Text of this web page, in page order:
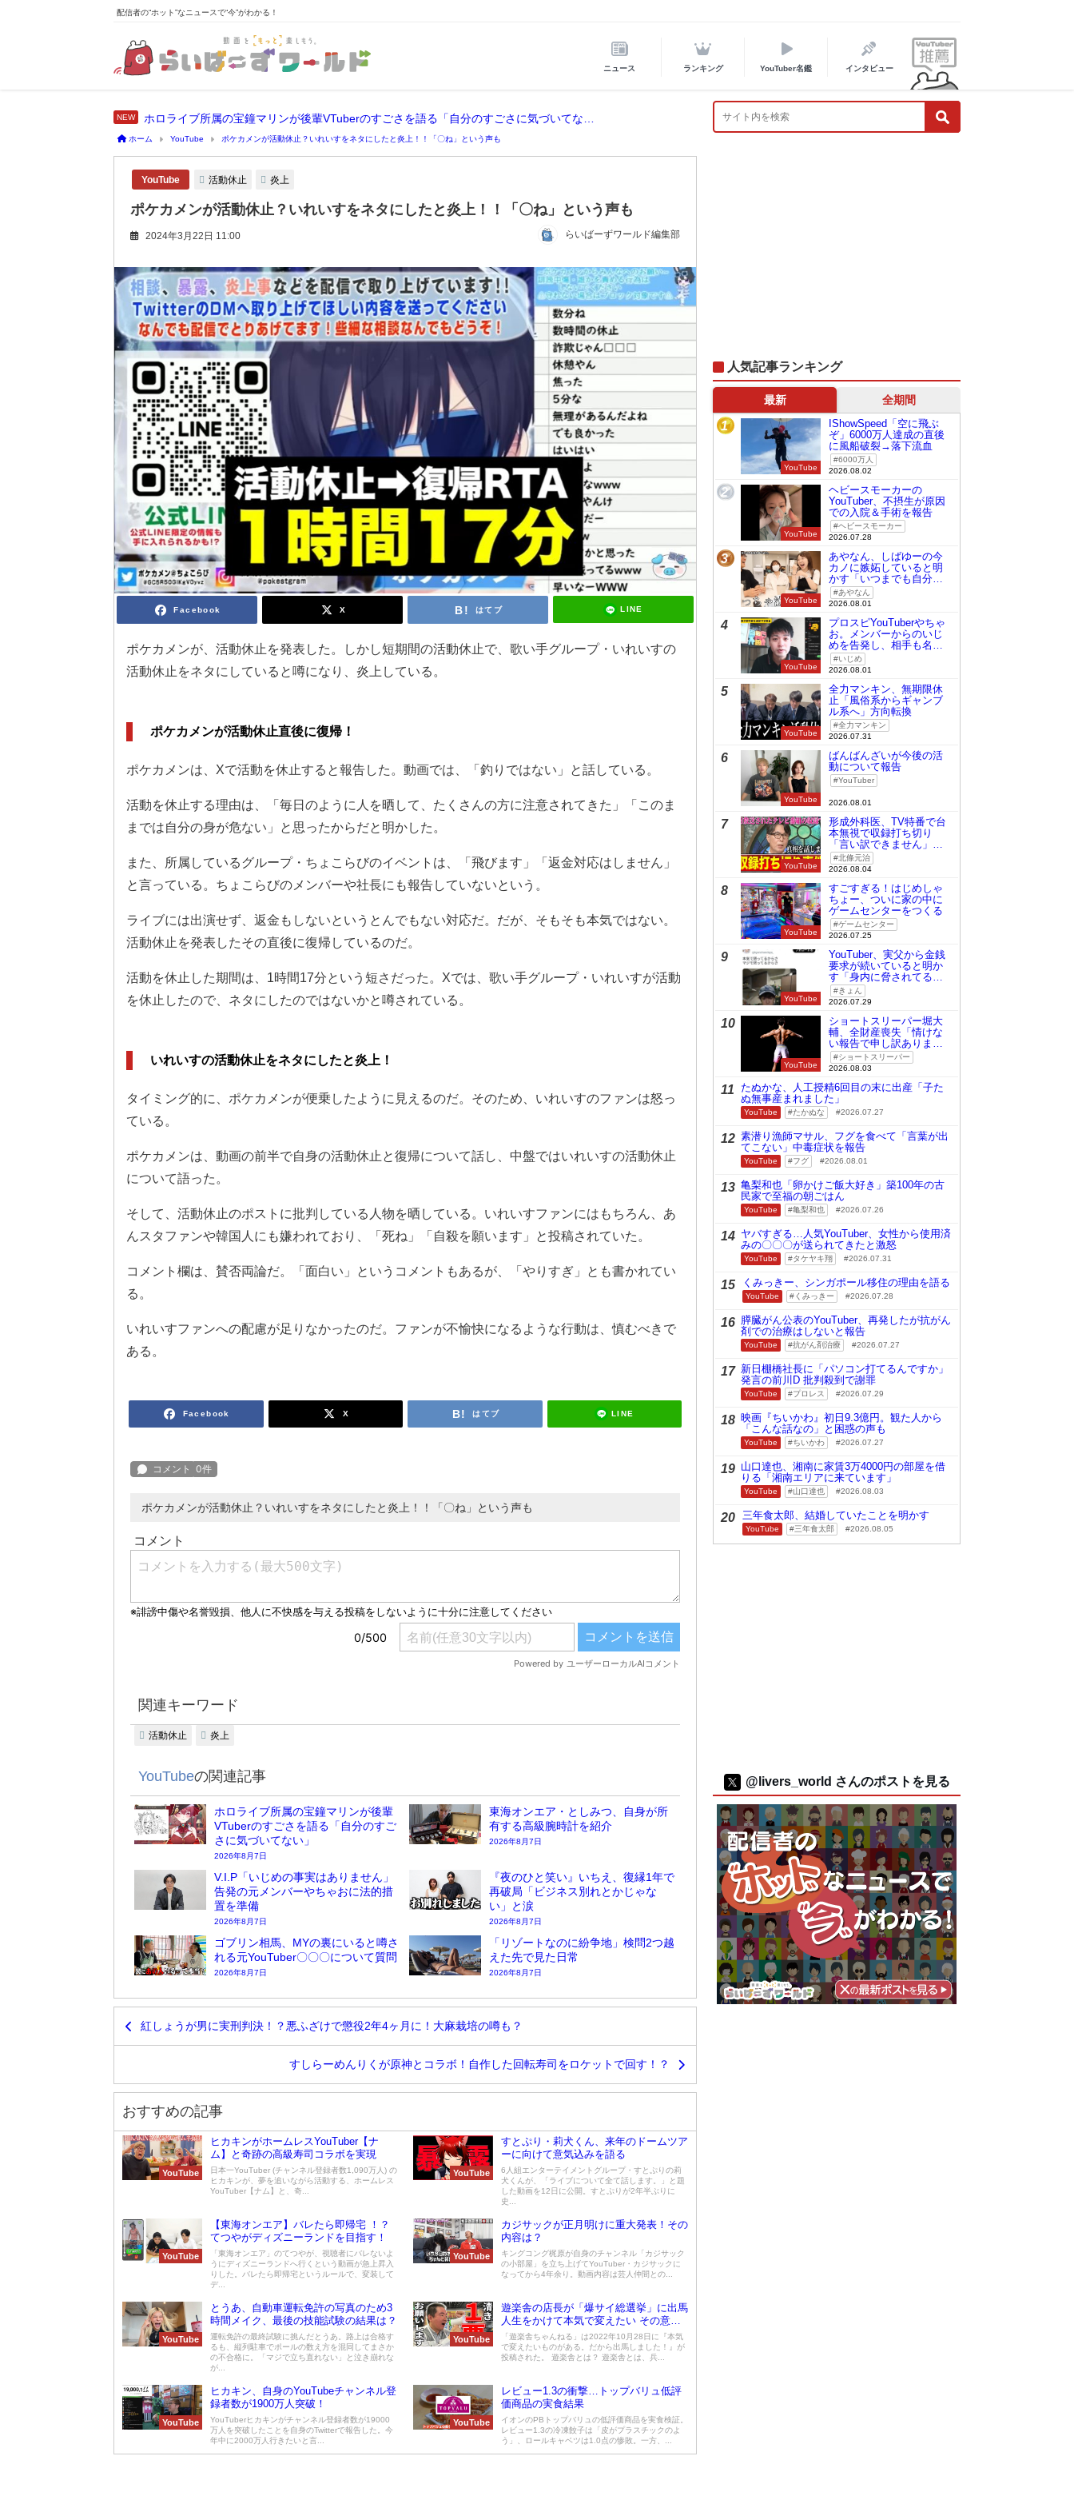
配信者の“ホット”なニュースで“今”がわかる！
ニュース ランキング YouTuber名鑑 インタビュー
ホーム YouTube ポケカメンが活動休止？いれいすをネタにしたと炎上！！「〇ね」という声も
YouTube 活動休止 炎上
ポケカメンが活動休止？いれいすをネタにしたと炎上！！「〇ね」という声も
2024年3月22日 11:00 らいばーずワールド編集部
Facebook X はてブ LINE
ポケカメンが、活動休止を発表した。しかし短期間の活動休止で、歌い手グループ・いれいすの
活動休止をネタにしていると噂になり、炎上している。
ポケカメンが活動休止直後に復帰！
ポケカメンは、Xで活動を休止すると報告した。動画では、「釣りではない」と話している。
活動を休止する理由は、「毎日のように人を晒して、たくさんの方に注意されてきた」「このま
までは自分の身が危ない」と思ったからだと明かした。
また、所属しているグループ・ちょこらびのイベントは、「飛びます」「返金対応はしません」
と言っている。ちょこらびのメンバーや社長にも報告していないという。
ライブには出演せず、返金もしないというとんでもない対応だ。だが、そもそも本気ではない。
活動休止を発表したその直後に復帰しているのだ。
活動を休止した期間は、1時間17分という短さだった。Xでは、歌い手グループ・いれいすが活動
を休止したので、ネタにしたのではないかと噂されている。
いれいすの活動休止をネタにしたと炎上！
タイミング的に、ポケカメンが便乗したように見えるのだ。そのため、いれいすのファンは怒っ
ている。
ポケカメンは、動画の前半で自身の活動休止と復帰について話し、中盤ではいれいすの活動休止
について語った。
そして、活動休止のポストに批判している人物を晒している。いれいすファンにはもちろん、あ
んスタファンや韓国人にも嫌われており、「死ね」「自殺を願います」と投稿されていた。
コメント欄は、賛否両論だ。「面白い」というコメントもあるが、「やりすぎ」とも書かれてい
る。
いれいすファンへの配慮が足りなかったのだ。ファンが不愉快になるような行動は、慎むべきで
ある。
Facebook X はてブ LINE
ポケカメンが活動休止？いれいすをネタにしたと炎上！！「〇ね」という声も
関連キーワード
活動休止 炎上
YouTubeの関連記事
ホロライブ所属の宝鐘マリンが後輩
VTuberのすごさを語る「自分のすご
さに気づいてない」
2026年8月7日
東海オンエア・としみつ、自身が所
有する高級腕時計を紹介
2026年8月7日
V.I.P「いじめの事実はありません」
告発の元メンバーやちゃおに法的措
置を準備
2026年8月7日
『夜のひと笑い』いちえ、復縁1年で
再破局「ビジネス別れとかじゃな
い」と涙
2026年8月7日
ゴブリン相馬、MYの裏にいると噂さ
れる元YouTuber〇〇〇について質問
2026年8月7日
「リゾートなのに紛争地」検問2つ越
えた先で見た日常
2026年8月7日
紅しょうが男に実刑判決！？悪ふざけで懲役2年4ヶ月に！大麻栽培の噂も？
すしらーめんりくが原神とコラボ！自作した回転寿司をロケットで回す！？
おすすめの記事
YouTube
ヒカキンがホームレスYouTuber【ナ
ム】と奇跡の高級寿司コラボを実現
日本一YouTuber (チャンネル登録者数1,090万人) の
ヒカキンが、夢を追いながら活動する、ホームレス
YouTuber【ナム】と、奇...
YouTube
すとぷり・莉犬くん、来年のドームツア
ーに向けて意気込みを語る
6人組エンターテイメントグループ・すとぷりの莉
犬くんが、「ライブについて全て話します。」と題
した動画を12日に公開。すとぷりが2年半ぶりに
史...
YouTube
【東海オンエア】バレたら即帰宅 ！？
てつやがディズニーランドを目指す！
「東海オンエア」のてつやが、視聴者にバレないよ
うにディズニーランドへ行くという動画が急上昇入
りした。バレたら即帰宅というルールで、変装して
デ...
YouTube
カジサックが正月明けに重大発表！その
内容は？
キングコング梶原が自身のチャンネル「カジサック
の小部屋」を立ち上げてYouTuber・カジサックに
なってから4年余り。動画内容は芸人仲間との...
YouTube
とうあ、自動車運転免許の写真のため3
時間メイク、最後の技能試験の結果は？
運転免許の最終試験に挑んだとうあ。路上は合格す
るも、縦列駐車でポールの数え方を混同してまさか
の不合格に。「マジで立ち直れない」と泣き崩れな
が...
YouTube
遊楽舎の店長が「爆サイ総選挙」に出馬
人生をかけて本気で変えたい その意気
込みとは
「遊楽舎ちゃんねる」は2022年10月28日に『本気
で変えたいものがある。だから出馬しました！』が
投稿された。 遊楽舎とは？ 遊楽舎とは、兵...
YouTube
ヒカキン、自身のYouTubeチャンネル登
録者数が1900万人突破！
YouTuberヒカキンがチャンネル登録者数が19000
万人を突破したことを自身のTwitterで報告した。今
年中に2000万人行きたいと言...
YouTube
レビュー1.3の衝撃…トップバリュ低評
価商品の実食結果
イオンのPBトップバリュの低評価商品を実食検証。
レビュー1.3の冷凍餃子は「皮がプラスチックのよ
う」、ロールキャベツは1.0点の惨敗。一方、...
人気記事ランキング
最新 全期間
1
YouTube
IShowSpeed「空に飛ぶ
ぞ」6000万人達成の直後
に風船破裂→落下流血
6000万人
2026.08.02
2
YouTube
ヘビースモーカーの
YouTuber、不摂生が原因
での入院＆手術を報告
ヘビースモーカー
2026.07.28
3
YouTube
あやなん、しばゆーの今
カノに嫉妬していると明
かす「いつまでも自分の
ものみたいに…」
あやなん
2026.08.01
4
YouTube
プロスピYouTuberやちゃ
お。メンバーからのいじ
めを告発し、相手も名指
しで批判
いじめ
2026.08.01
5
YouTube
全力マンキン、無期限休
止「風俗系からギャンブ
ル系へ」方向転換
全力マンキン
2026.07.31
6
YouTube
ばんばんざいが今後の活
動について報告
YouTuber
2026.08.01
7
YouTube
形成外科医、TV特番で台
本無視で収録打ち切り
「言い訳できません」と
謝罪北條元治
2026.08.04
8
YouTube
すごすぎる！はじめしゃ
ちょー、ついに家の中に
ゲームセンターをつくる
ゲームセンター
2026.07.25
9
YouTube
YouTuber、実父から金銭
要求が続いていると明か
す「身内に脅されてる
の」きょん
2026.07.29
10
YouTube
ショートスリーパー堀大
輔、全財産喪失「情けな
い報告で申し訳ありませ
ん」ショートスリーパー
2026.08.03
11
たぬかな、人工授精6回目の末に出産「子た
ぬ無事産まれました」
YouTube たかぬな 2026.07.27
12 素潜り漁師マサル、フグを食べて「言葉が出
てこない」中毒症状を報告
YouTube フグ 2026.08.01
13 亀梨和也「卵かけご飯大好き」築100年の古
民家で至福の朝ごはん
YouTube 亀梨和也 2026.07.26
14 ヤバすぎる…人気YouTuber、女性から使用済
みの〇〇〇が送られてきたと激怒
YouTube タケヤキ翔 2026.07.31
15 くみっきー、シンガポール移住の理由を語る
YouTube くみっきー 2026.07.28
16 膵臓がん公表のYouTuber、再発したが抗がん
剤での治療はしないと報告
YouTube 抗がん剤治療 2026.07.27
17 新日棚橋社長に「パソコン打てるんですか」
発言の前川D 批判殺到で謝罪
YouTube プロレス 2026.07.29
18 映画『ちいかわ』初日9.3億円。観た人から
「こんな話なの」と困惑の声も
YouTube ちいかわ 2026.07.27
19 山口達也、湘南に家賃3万4000円の部屋を借
りる「湘南エリアに来ています」
YouTube 山口達也 2026.08.03
20 三年食太郎、結婚していたことを明かす
YouTube 三年食太郎 2026.08.05
@livers_world さんのポストを見る